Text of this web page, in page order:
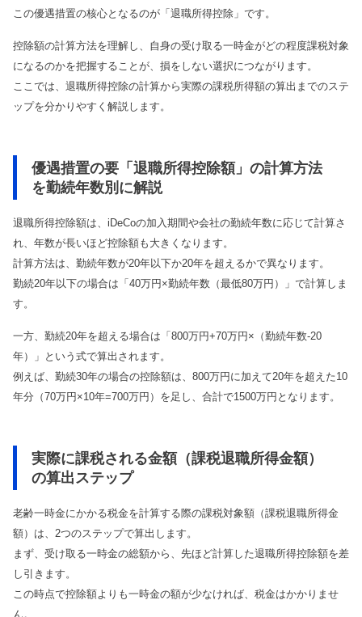
この優遇措置の核心となるのが「退職所得控除」です。
控除額の計算方法を理解し、自身の受け取る一時金がどの程度課税対象
になるのかを把握することが、損をしない選択につながります。
ここでは、退職所得控除の計算から実際の課税所得額の算出までのステ
ップを分かりやすく解説します。
優遇措置の要「退職所得控除額」の計算方法
を勤続年数別に解説
退職所得控除額は、iDeCoの加入期間や会社の勤続年数に応じて計算さ
れ、年数が長いほど控除額も大きくなります。
計算方法は、勤続年数が20年以下か20年を超えるかで異なります。
勤続20年以下の場合は「40万円×勤続年数（最低80万円）」で計算しま
す。
一方、勤続20年を超える場合は「800万円+70万円×（勤続年数-20
年）」という式で算出されます。
例えば、勤続30年の場合の控除額は、800万円に加えて20年を超えた10
年分（70万円×10年=700万円）を足し、合計で1500万円となります。
実際に課税される金額（課税退職所得金額）
の算出ステップ
老齢一時金にかかる税金を計算する際の課税対象額（課税退職所得金
額）は、2つのステップで算出します。
まず、受け取る一時金の総額から、先ほど計算した退職所得控除額を差
し引きます。
この時点で控除額よりも一時金の額が少なければ、税金はかかりませ
ん。